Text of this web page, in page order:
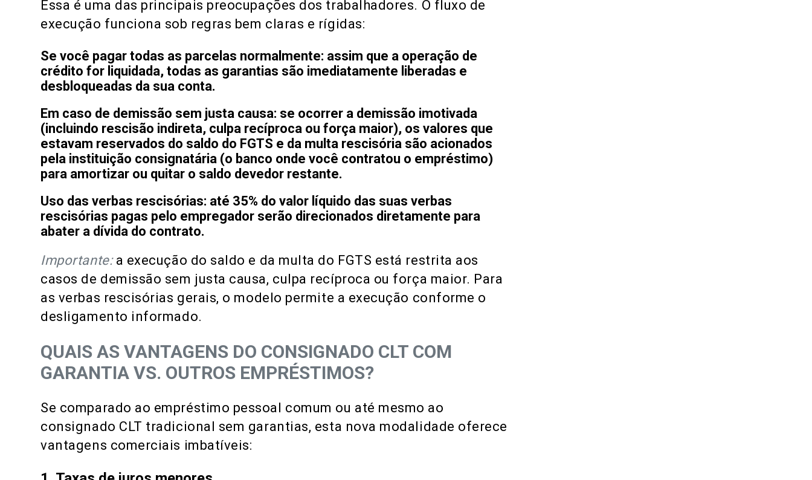
Essa é uma das principais preocupações dos trabalhadores. O fluxo de
execução funciona sob regras bem claras e rígidas:
Se você pagar todas as parcelas normalmente: assim que a operação de
crédito for liquidada, todas as garantias são imediatamente liberadas e
desbloqueadas da sua conta.
Em caso de demissão sem justa causa: se ocorrer a demissão imotivada
(incluindo rescisão indireta, culpa recíproca ou força maior), os valores que
estavam reservados do saldo do FGTS e da multa rescisória são acionados
pela instituição consignatária (o banco onde você contratou o empréstimo)
para amortizar ou quitar o saldo devedor restante.
Uso das verbas rescisórias: até 35% do valor líquido das suas verbas
rescisórias pagas pelo empregador serão direcionados diretamente para
abater a dívida do contrato.
Importante:a execução do saldo e da multa do FGTS está restrita aos
casos de demissão sem justa causa, culpa recíproca ou força maior. Para
as verbas rescisórias gerais, o modelo permite a execução conforme o
desligamento informado.
QUAIS AS VANTAGENS DO CONSIGNADO CLT COM
GARANTIA VS. OUTROS EMPRÉSTIMOS?
Se comparado ao empréstimo pessoal comum ou até mesmo ao
consignado CLT tradicional sem garantias, esta nova modalidade oferece
vantagens comerciais imbatíveis: